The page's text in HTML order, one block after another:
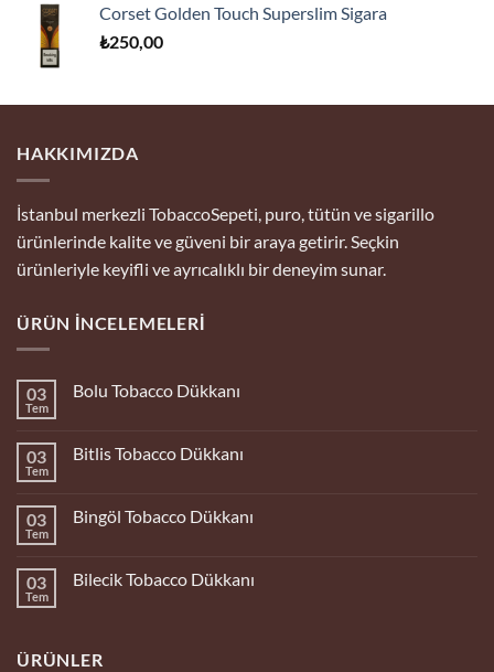
Corset Golden Touch Superslim Sigara
₺250,00
HAKKIMIZDA
İstanbul merkezli TobaccoSepeti, puro, tütün ve sigarillo
ürünlerinde kalite ve güveni bir araya getirir. Seçkin
ürünleriyle keyifli ve ayrıcalıklı bir deneyim sunar.
ÜRÜN İNCELEMELERI
03
Tem
Bolu Tobacco Dükkanı
Tobacco
03
Tem
Bitlis Tobacco Dükkanı
Tobacco
03
Tem
Bingöl Tobacco Dükkanı
Tobacco
03
Tem
Bilecik Tobacco Dükkanı
Dükkanı
ÜRÜNLER